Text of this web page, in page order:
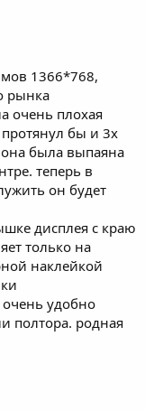
1366*768,
рынка
очень плохая
бы и 3х
была выпаяна
теперь в
он будет
дисплея с краю
только на
наклейкой
очень удобно
полтора. родная